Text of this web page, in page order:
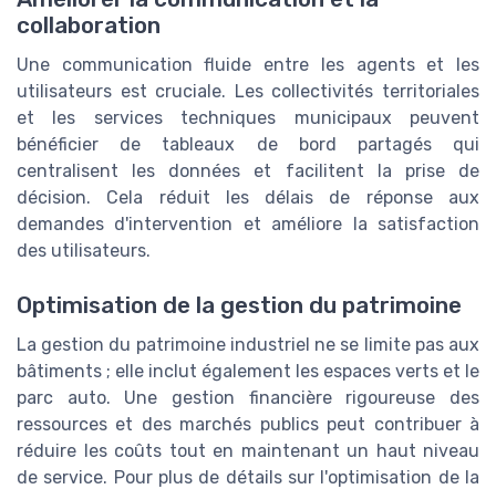
collaboration
Une communication fluide entre les agents et les
utilisateurs est cruciale. Les collectivités territoriales
et les services techniques municipaux peuvent
bénéficier de tableaux de bord partagés qui
centralisent les données et facilitent la prise de
décision. Cela réduit les délais de réponse aux
demandes d'intervention et améliore la satisfaction
des utilisateurs.
Optimisation de la gestion du patrimoine
La gestion du patrimoine industriel ne se limite pas aux
bâtiments ; elle inclut également les espaces verts et le
parc auto. Une gestion financière rigoureuse des
ressources et des marchés publics peut contribuer à
réduire les coûts tout en maintenant un haut niveau
de service. Pour plus de détails sur l'optimisation de la